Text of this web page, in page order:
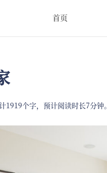
首页
1919个字，预计阅读时长7分钟。